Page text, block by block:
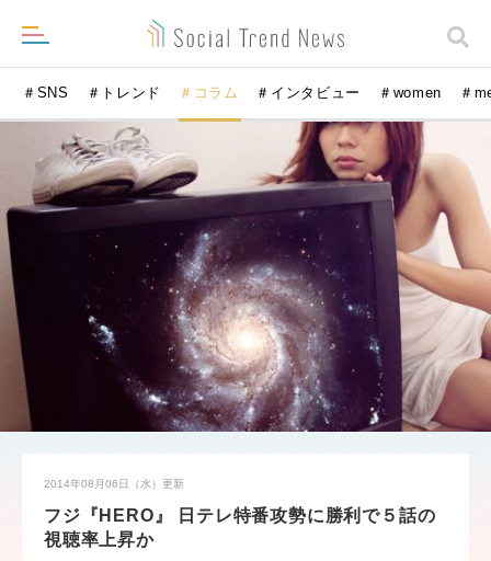
＃SNS ＃トレンド ＃コラム ＃インタビュー ＃women ＃
2014年08月06日（水） 更新
フジ『HERO』 日テレ特番攻勢に勝利で５話の
視聴率上昇か